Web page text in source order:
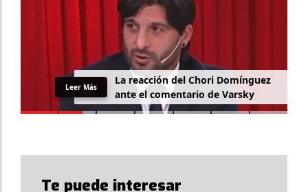
La reacción del Chori Domínguez
ante el comentario de Varsky
Leer Más
Te puede interesar